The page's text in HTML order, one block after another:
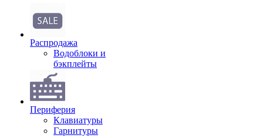
Распродажа
Водоблоки и
бэкплейты
Периферия
Клавиатуры
Гарнитуры